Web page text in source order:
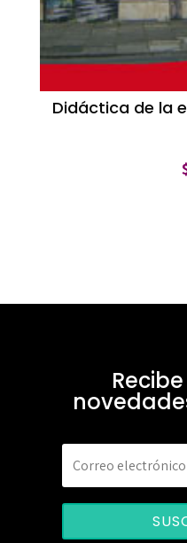
Didáctica de la